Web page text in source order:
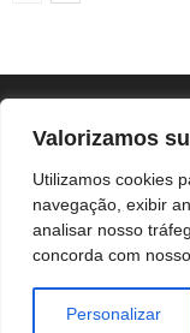
Valorizamos
Utilizamos cookies
navegação, exibir
analisar nosso
concorda com
Personalizar